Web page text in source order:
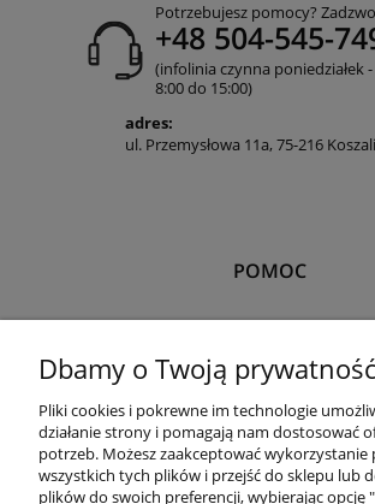
Potrzebujesz pomocy?
+48 504-545-
(infolinia czynna poniedziałek
8:00 do 15:00)
adres:
ul. Przemysłowa 11a, 75-216
POMOC
PŁATNOŚCI I
Dbamy o Twoją prywatność
Pliki cookies i pokrewne im technologie
działanie strony i pomagają nam dostosować
potrzeb. Możesz zaakceptować wykorzystanie
wszystkich tych plików i przejść do sklepu lub
plików do swoich preferencji, wybierając opcję